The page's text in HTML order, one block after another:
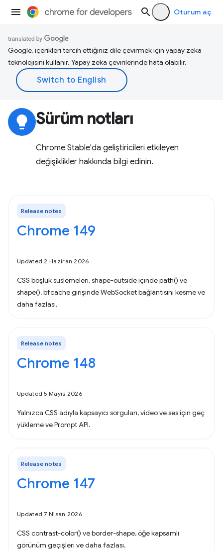
Oturum aç
Google, içerikleri tercih ettiğiniz dile çevirmek için yapay zeka
teknolojisini kullanır. Yapay zeka çevirilerinde hata olabilir.
lightbulb Sürüm notları
Chrome Stable'da geliştiricileri etkileyen
değişiklikler hakkında bilgi edinin.
Release notes
Chrome 149
Updated 2 Haziran 2026
CSS boşluk süslemeleri, shape-outside içinde path() ve
shape(), bfcache girişinde WebSocket bağlantısını kesme ve
daha fazlası.
Release notes
Chrome 148
Updated 5 Mayıs 2026
Yalnızca CSS adıyla kapsayıcı sorguları, video ve ses için geç
yükleme ve Prompt API.
Release notes
Chrome 147
Updated 7 Nisan 2026
CSS contrast-color() ve border-shape, öğe kapsamlı
görünüm geçişleri ve daha fazlası.